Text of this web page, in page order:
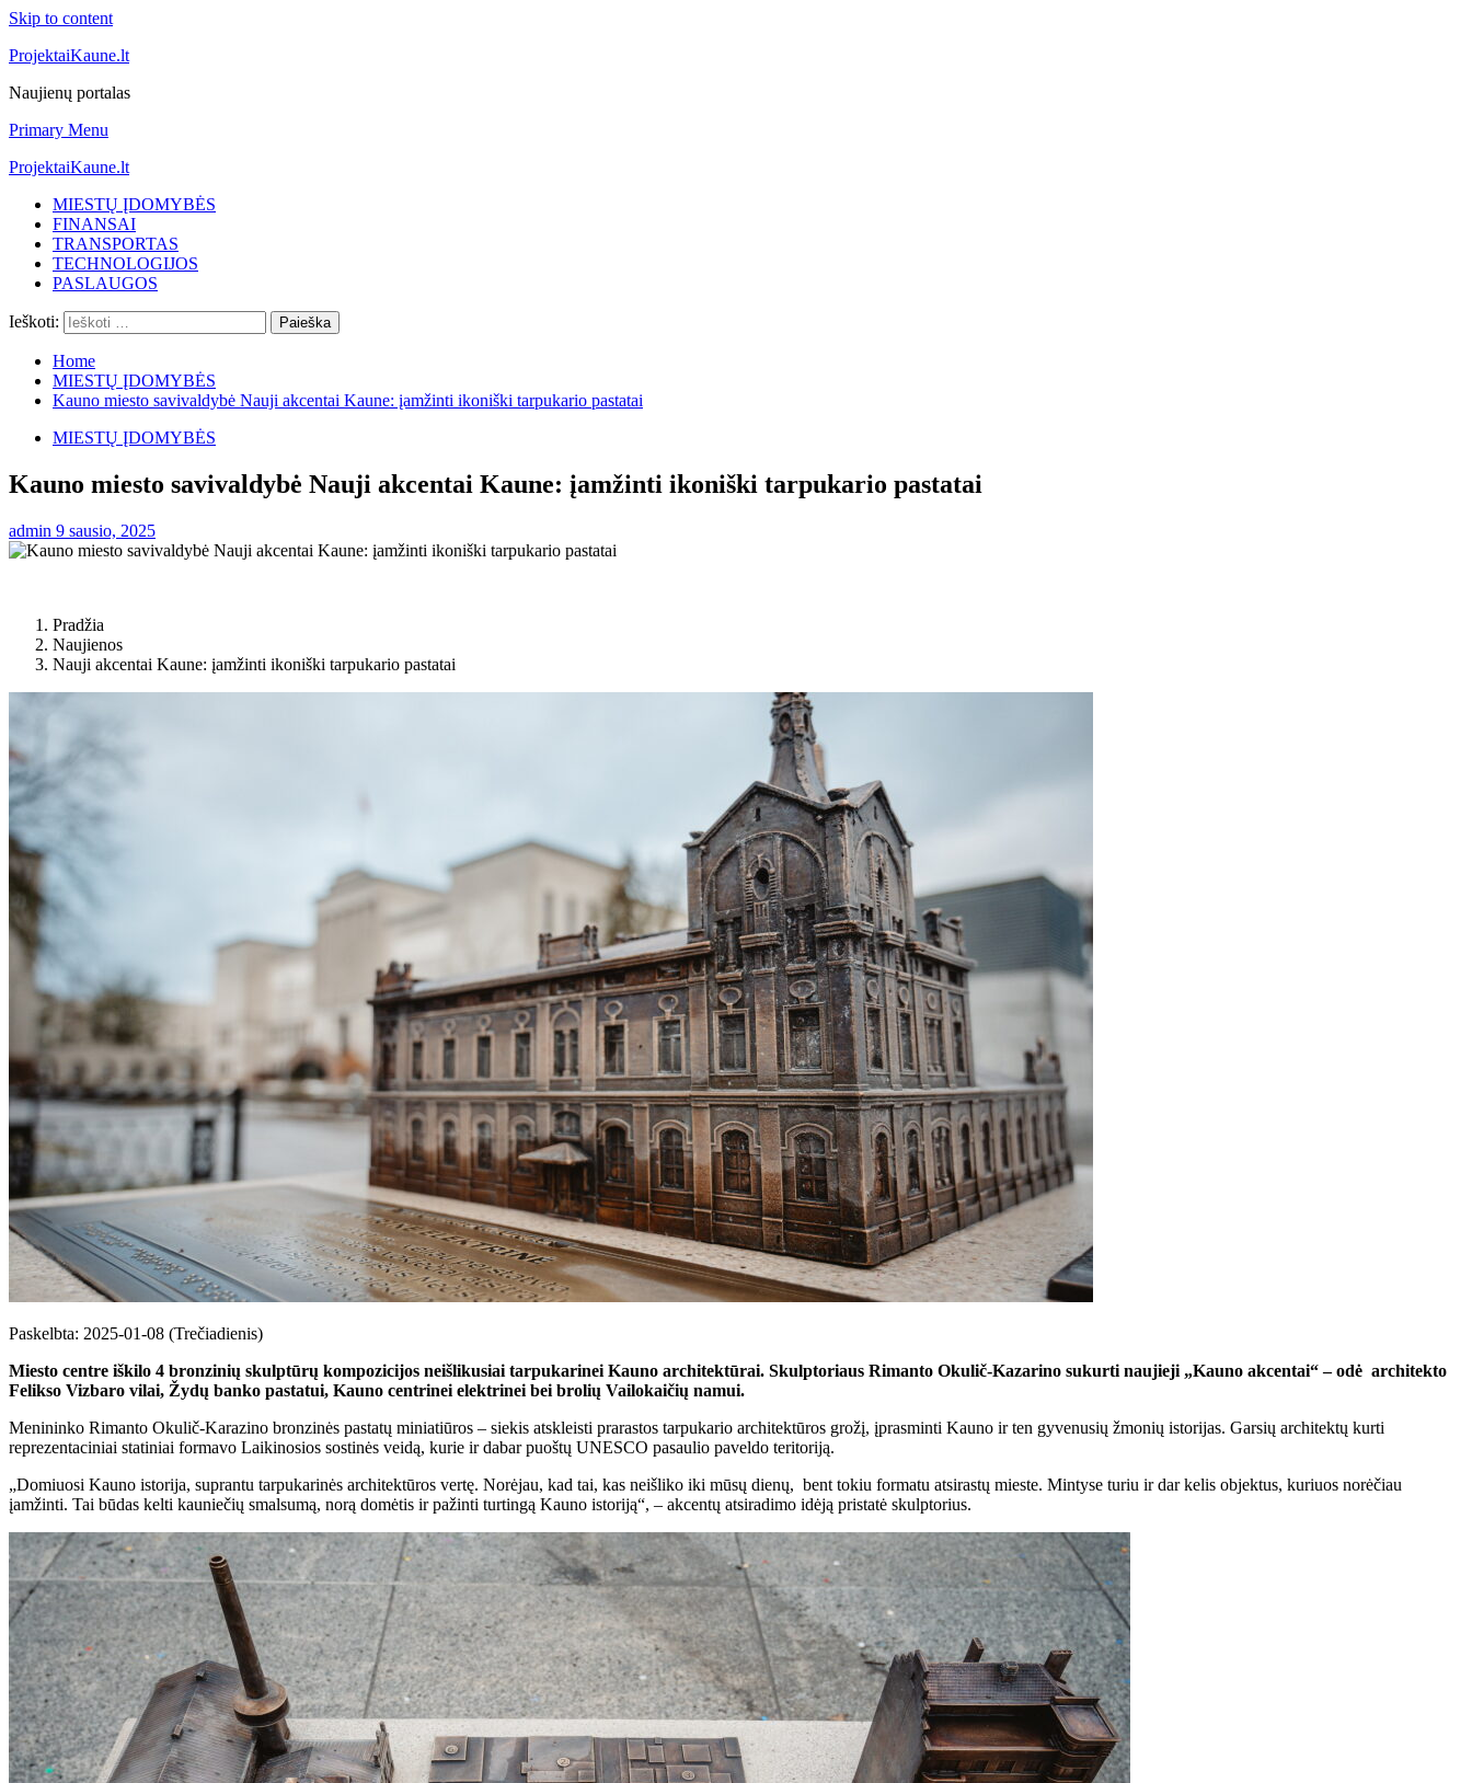
Skip to content
ProjektaiKaune.lt
Naujienų portalas
Primary Menu
ProjektaiKaune.lt
MIESTŲ ĮDOMYBĖS
FINANSAI
TRANSPORTAS
TECHNOLOGIJOS
PASLAUGOS
Ieškoti:
Home
MIESTŲ ĮDOMYBĖS
Kauno miesto savivaldybė Nauji akcentai Kaune: įamžinti ikoniški tarpukario pastatai
MIESTŲ ĮDOMYBĖS
Kauno miesto savivaldybė Nauji akcentai Kaune: įamžinti ikoniški tarpukario pastatai
admin 9 sausio, 2025
Pradžia
Naujienos
Nauji akcentai Kaune: įamžinti ikoniški tarpukario pastatai
Paskelbta: 2025-01-08 (Trečiadienis)
Miesto centre iškilo 4 bronzinių skulptūrų kompozicijos neišlikusiai tarpukarinei Kauno architektūrai. Skulptoriaus Rimanto Okulič-Kazarino sukurti naujieji „Kauno akcentai“ – odė architekto
Felikso Vizbaro vilai, Žydų banko pastatui, Kauno centrinei elektrinei bei brolių Vailokaičių namui.
Menininko Rimanto Okulič-Karazino bronzinės pastatų miniatiūros – siekis atskleisti prarastos tarpukario architektūros grožį, įprasminti Kauno ir ten gyvenusių žmonių istorijas. Garsių architektų kurti
reprezentaciniai statiniai formavo Laikinosios sostinės veidą, kurie ir dabar puoštų UNESCO pasaulio paveldo teritoriją.
„Domiuosi Kauno istorija, suprantu tarpukarinės architektūros vertę. Norėjau, kad tai, kas neišliko iki mūsų dienų, bent tokiu formatu atsirastų mieste. Mintyse turiu ir dar kelis objektus, kuriuos norėčiau
įamžinti. Tai būdas kelti kauniečių smalsumą, norą domėtis ir pažinti turtingą Kauno istoriją“, – akcentų atsiradimo idėją pristatė skulptorius.